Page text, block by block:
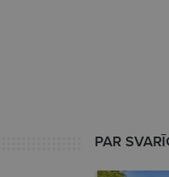
PAR